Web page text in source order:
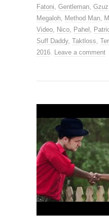
Fatoni Gentleman Gzuz
Megaloh
Method Man
Video
Nico Pahel
Suff Daddy, Taktloss
2016
Leave a comment